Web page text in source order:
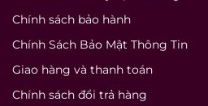
Chính sách bảo hành
Chính Sách Bảo Mật Thông Tin
Giao hàng và thanh toán
Chính sách đổi trả hàng